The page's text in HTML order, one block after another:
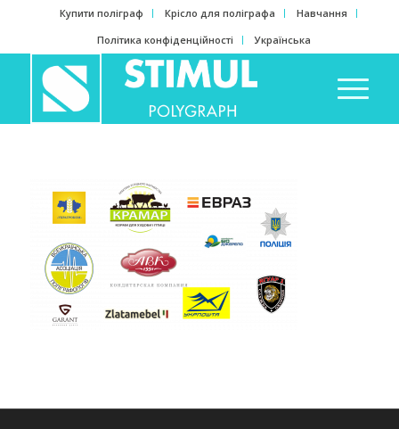
Купити поліграф Крісло для поліграфа
Навчання
Політика конфіденційності
Українська